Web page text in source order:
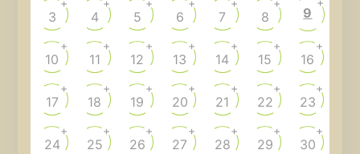
3
+
4
+
5
+
6
+
7
+
8
+
9
10
+
11
+
12
+
13
+
14
+
15
+
16
+
17
+
18
+
19
+
20
+
21
+
22
+
23
+
24
+
25
+
26
+
27
+
28
+
29
+
30
+